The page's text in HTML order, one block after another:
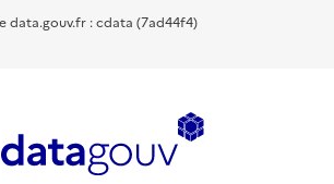
data.gouv.fr : cdata (7ad44f4)